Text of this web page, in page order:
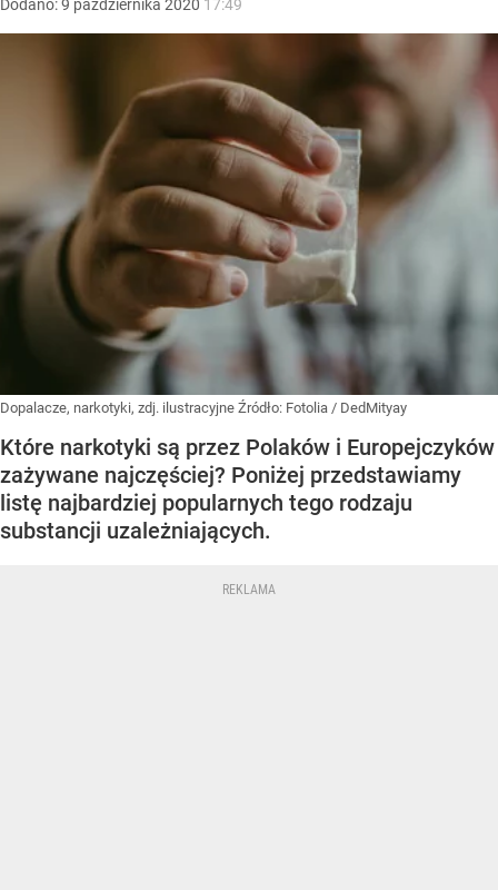
Dodano:9 października 2020 17:49
Dopalacze, narkotyki, zdj. ilustracyjne Źródło: Fotolia / DedMityay
Które narkotyki są przez Polaków i Europejczyków
zażywane najczęściej? Poniżej przedstawiamy
listę najbardziej popularnych tego rodzaju
substancji uzależniających.